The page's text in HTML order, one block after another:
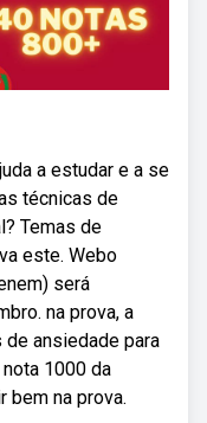
a estudar e a se
técnicas de
Temas de
este. Webo
será
na prova, a
ansiedade para
1000 da
bem na prova.